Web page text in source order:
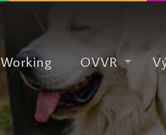
Working OVVR